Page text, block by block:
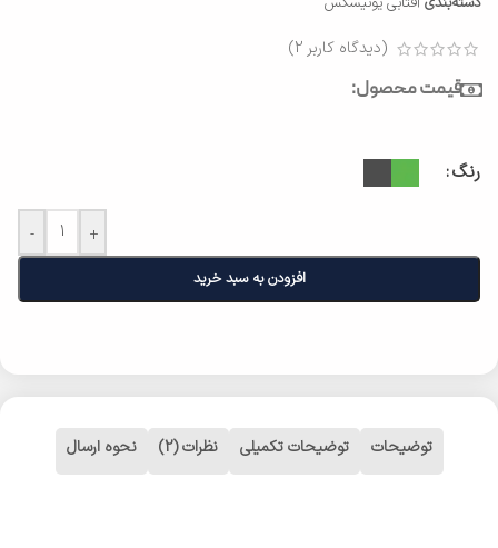
(دیدگاه کاربر 2
)
قیمت محصول:
رنگ
- +
افزودن به سبد خرید
توضیحات توضیحات تکمیلی نظرات (2) نحوه ارسال